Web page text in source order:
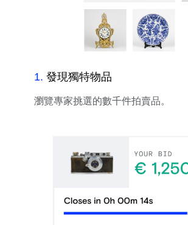
1. 發現獨特物品
瀏覽專家挑選的數千件拍賣品。